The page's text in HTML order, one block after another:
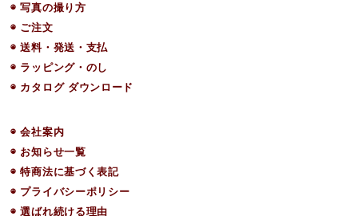
◉ 写真の撮り方
◉ ご注文
◉ 送料・発送・支払
◉ ラッピング・のし
◉ カタログ ダウンロード
◉ 会社案内
◉ お知らせ一覧
◉ 特商法に基づく表記
◉ プライバシーポリシー
◉ 選ばれ続ける理由